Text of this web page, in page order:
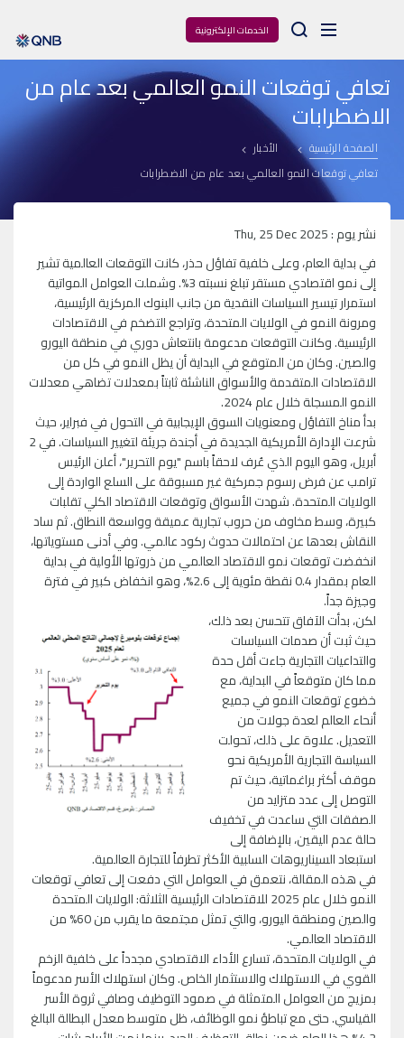
الخدمات الإلكترونية Arama
تعافي توقعات النمو العالمي بعد عام من
الاضطرابات
الصفحة الرئيسية
الأخبار
تعافي توقعات النمو العالمي بعد عام من الاضطرابات
نشر يوم : Thu, 25 Dec 2025
في بداية العام، وعلى خلفية تفاؤل حذر، كانت التوقعات العالمية تشير
إلى نمو اقتصادي مستقر تبلغ نسبته 3%. وشملت العوامل المواتية
استمرار تيسير السياسات النقدية من جانب البنوك المركزية الرئيسية،
ومرونة النمو في الولايات المتحدة، وتراجع التضخم في الاقتصادات
الرئيسية. وكانت التوقعات مدعومة بانتعاش دوري في منطقة اليورو
والصين. وكان من المتوقع في البداية أن يظل النمو في كل من
الاقتصادات المتقدمة والأسواق الناشئة ثابتاً بمعدلات تضاهي معدلات
النمو المسجلة خلال عام 2024.
بدأ مناخ التفاؤل ومعنويات السوق الإيجابية في التحول في فبراير، حيث
شرعت الإدارة الأمريكية الجديدة في أجندة جريئة لتغيير السياسات. في 2
أبريل، وهو اليوم الذي عُرف لاحقاً باسم "يوم التحرير"، أعلن الرئيس
ترامب عن فرض رسوم جمركية غير مسبوقة على السلع الواردة إلى
الولايات المتحدة. شهدت الأسواق وتوقعات الاقتصاد الكلي تقلبات
كبيرة، وسط مخاوف من حروب تجارية عميقة وواسعة النطاق. ثم ساد
النقاش بعدها عن احتمالات حدوث ركود عالمي. وفي أدنى مستوياتها،
انخفضت توقعات نمو الاقتصاد العالمي من ذروتها الأولية في بداية
العام بمقدار 0.4 نقطة مئوية إلى 2.6%، وهو انخفاض كبير في فترة
وجيزة جداً.
لكن، بدأت الآفاق تتحسن بعد ذلك،
حيث ثبت أن صدمات السياسات
والتداعيات التجارية جاءت أقل حدة
مما كان متوقعاً في البداية، مع
خضوع توقعات النمو في جميع
أنحاء العالم لعدة جولات من
التعديل. علاوة على ذلك، تحولت
السياسة التجارية الأمريكية نحو
موقف أكثر براغماتية، حيث تم
التوصل إلى عدد متزايد من
الصفقات التي ساعدت في تخفيف
حالة عدم اليقين، بالإضافة إلى
استبعاد السيناريوهات السلبية الأكثر تطرفاً للتجارة العالمية.
في هذه المقالة، نتعمق في العوامل التي دفعت إلى تعافي توقعات
النمو خلال عام 2025 للاقتصادات الرئيسية الثلاثة: الولايات المتحدة
والصين ومنطقة اليورو، والتي تمثل مجتمعة ما يقرب من 60% من
الاقتصاد العالمي.
في الولايات المتحدة، تسارع الأداء الاقتصادي مجدداً على خلفية الزخم
القوي في الاستهلاك والاستثمار الخاص. وكان استهلاك الأسر مدعوماً
بمزيج من العوامل المتمثلة في صمود التوظيف وصافي ثروة الأسر
القياسي. حتى مع تباطؤ نمو الوظائف، ظل متوسط معدل البطالة البالغ